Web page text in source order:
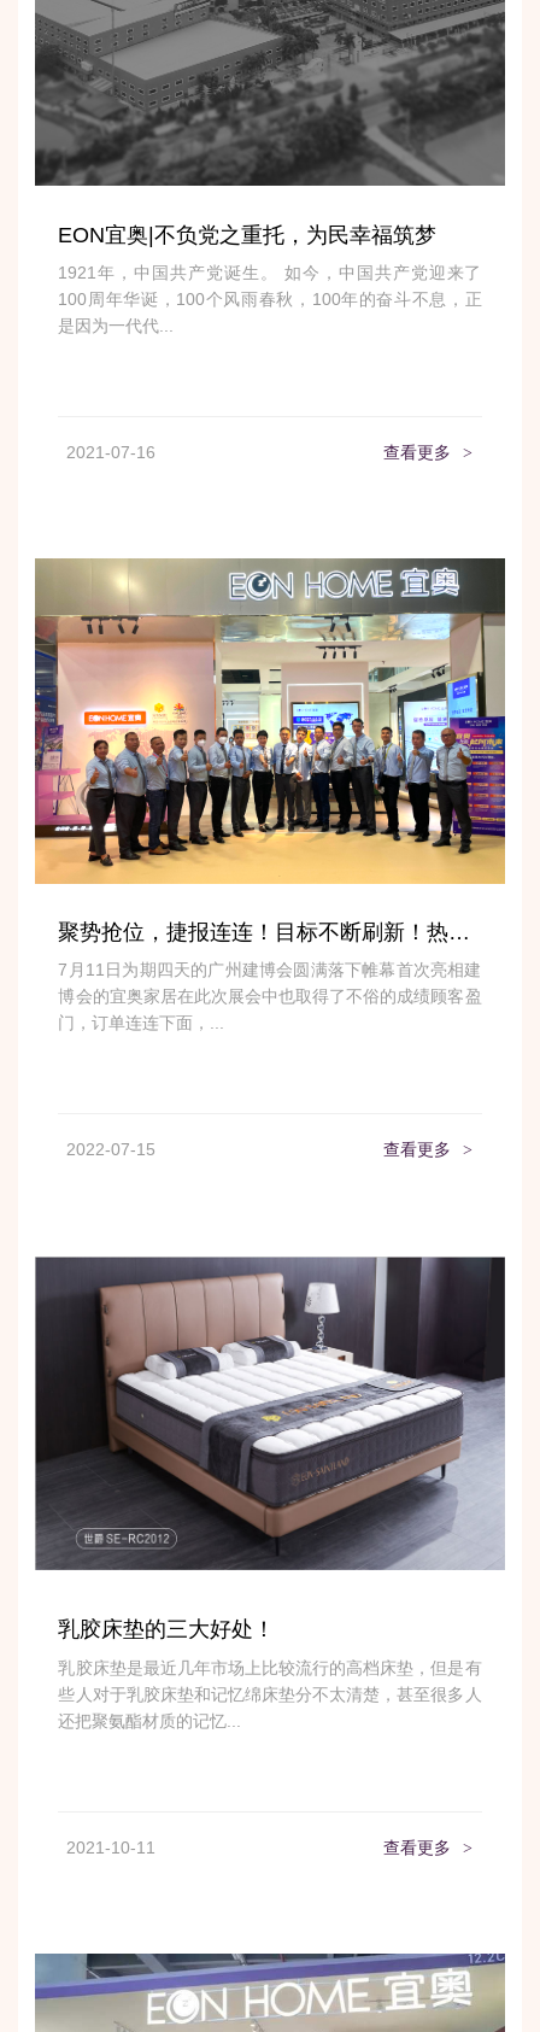
EON宜奥|不负党之重托，为民幸福筑梦
1921年，中国共产党诞生。 如今，中国共产党迎来了
100周年华诞，100个风雨春秋，100年的奋斗不息，正
是因为一代代...
2021-07-16 查看更多 >
聚势抢位，捷报连连！目标不断刷新！热烈恭祝宜奥家居广州·建博会之旅圆满收官！
7月11日为期四天的广州建博会圆满落下帷幕首次亮相建
博会的宜奥家居在此次展会中也取得了不俗的成绩顾客盈
门，订单连连下面，...
2022-07-15 查看更多 >
乳胶床垫的三大好处！
乳胶床垫是最近几年市场上比较流行的高档床垫，但是有
些人对于乳胶床垫和记忆绵床垫分不太清楚，甚至很多人
还把聚氨酯材质的记忆...
2021-10-11 查看更多 >